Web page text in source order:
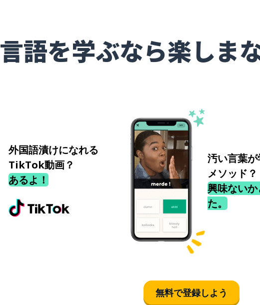
言語を学ぶなら楽しま
外国語漬けになれる
TikTok動画？
あるよ！
汚い言葉
メソッド？
興味ないか
た。
無料で登録しよう